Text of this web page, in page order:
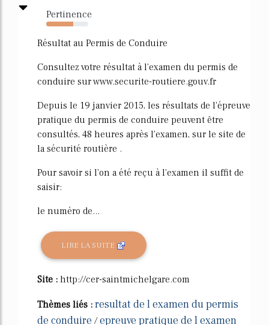
Pertinence
64%
Résultat au Permis de Conduire
Consultez votre résultat à l'examen du permis de
conduire sur www.securite-routiere.gouv.fr
Depuis le 19 janvier 2015, les résultats de l'épreuve
pratique du permis de conduire peuvent être
consultés, 48 heures après l'examen, sur le site de
la sécurité routière .
Pour savoir si l'on a été reçu à l'examen il suffit de
saisir:
le numéro de...
LIRE LA SUITE
Site : http://cer-saintmichelgare.com
Thèmes liés : resultat de l examen du permis
de conduire /epreuve pratique de l examen